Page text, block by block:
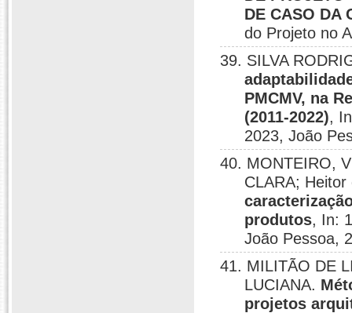
DE CASO DA
do Projeto no
39. SILVA
PMCMV, na
(2011-2022),
2023, João
40. MONTEIRO,
CLARA;
produtos, In:
João Pessoa,
41. MILITÃO DE
LUCIANA.
projetos